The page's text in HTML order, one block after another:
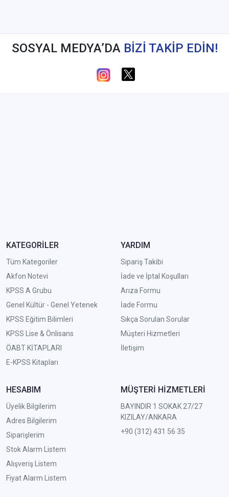
SOSYAL MEDYA’DA BİZİ TAKİP EDİN!
KATEGORİLER
Tüm Kategoriler
Akfon Notevi
KPSS A Grubu
Genel Kültür - Genel Yetenek
KPSS Eğitim Bilimleri
KPSS Lise & Önlisans
ÖABT KİTAPLARI
E-KPSS Kitapları
YARDIM
Sipariş Takibi
İade ve İptal Koşulları
Arıza Formu
İade Formu
Sıkça Sorulan Sorular
Müşteri Hizmetleri
İletişim
HESABIM
Üyelik Bilgilerim
Adres Bilgilerim
Siparişlerim
Stok Alarm Listem
Alışveriş Listem
Fiyat Alarm Listem
MÜŞTERİ HİZMETLERİ
BAYINDIR 1 SOKAK 27/27
KIZILAY/ANKARA
+90 (312) 431 56 35